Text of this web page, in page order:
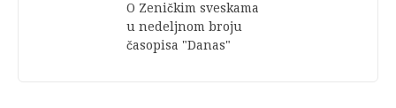
O Zeničkim sveskama
u nedeljnom broju
časopisa "Danas"